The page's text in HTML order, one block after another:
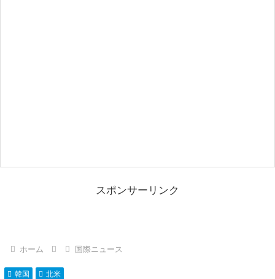
スポンサーリンク
ホーム 国際ニュース
韓国 北米